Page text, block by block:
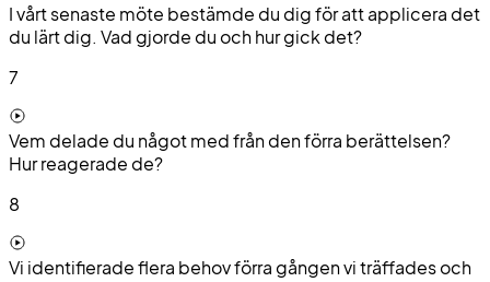
I vårt senaste möte bestämde du dig för att applicera det
du lärt dig. Vad gjorde du och hur gick det?
7
Vem delade du något med från den förra berättelsen?
Hur reagerade de?
8
Vi identifierade flera behov förra gången vi träffades och